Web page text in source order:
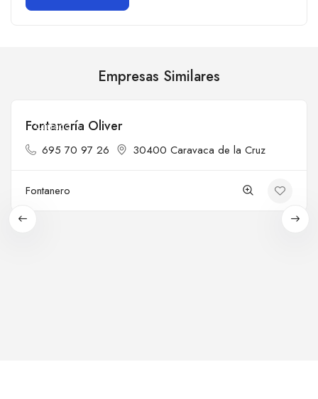
Empresas Similares
Cerrado
Fontanería Oliver
695 70 97 26 30400 Caravaca de la Cruz
Fontanero